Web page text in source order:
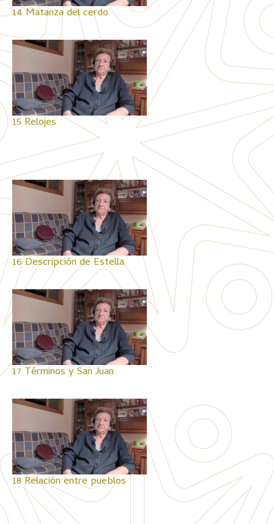
14 Matanza del cerdo
15 Relojes
16 Descripción de Estella
17 Términos y San Juan
18 Relación entre pueblos